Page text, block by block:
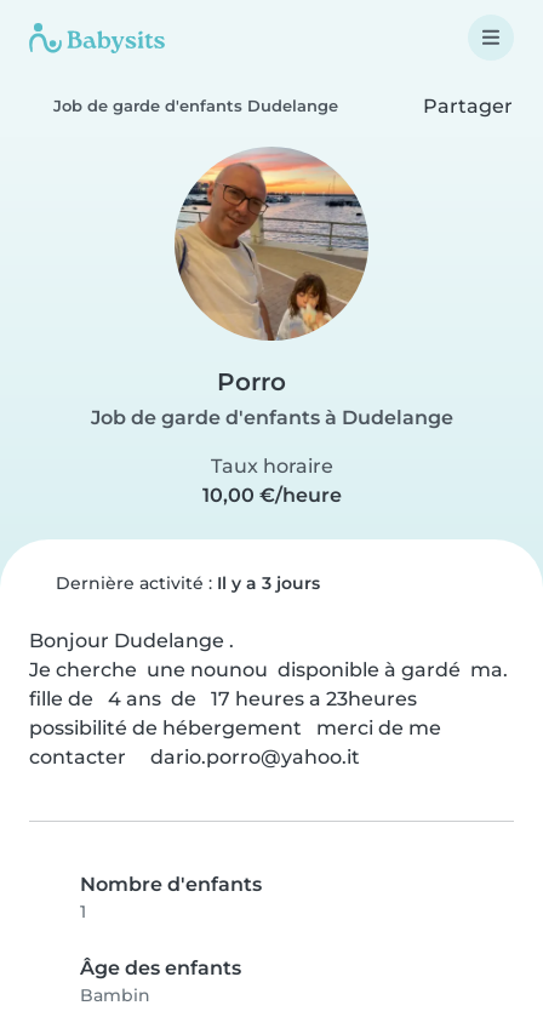
Job de garde d'enfants Dudelange Partager
Porro
Job de garde d'enfants à Dudelange
Taux horaire
10,00 €/heure
Dernière activité : Il y a 3 jours
Bonjour Dudelange .
Je cherche  une nounou  disponible à gardé  ma.
fille de   4 ans  de   17 heures a 23heures
possibilité de hébergement   merci de me
contacter     dario.porro@yahoo.it
Nombre d'enfants
1
Âge des enfants
Bambin